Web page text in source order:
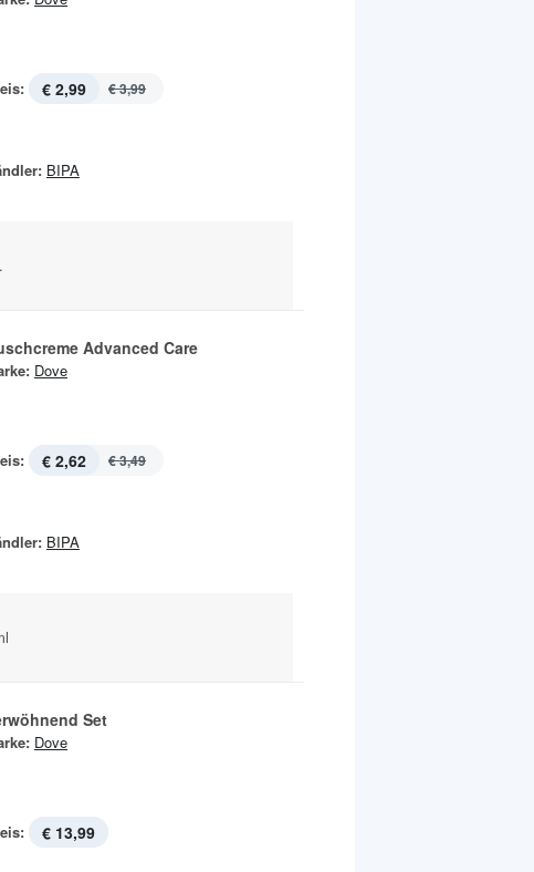
€ 2,99 € 3,99
BIPA
Advanced Care
Dove
€ 2,62 € 3,49
BIPA
Set
Dove
€ 13,99